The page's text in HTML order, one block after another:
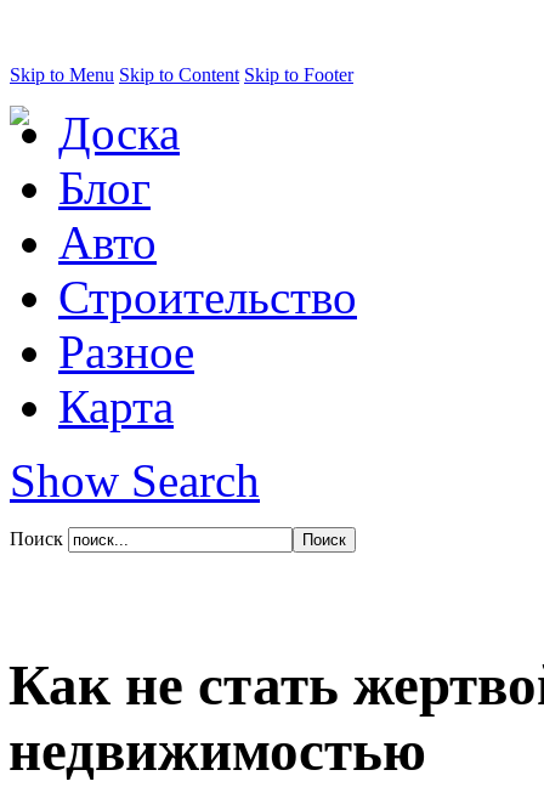
Skip to Menu Skip to Content Skip to Footer
Доска
Блог
Авто
Строительство
Разное
Карта
Show Search
Поиск
Как не стать
недвижимостью